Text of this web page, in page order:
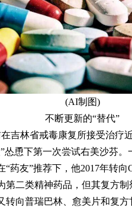
(AI制图)
不断更新的“替代”
吉林省戒毒康复所接受治疗近
怂恿下第一次尝试右美沙芬
药友”推荐下，他2017年转向
第二类精神药品，但其复方
向普瑞巴林、愈美片和复